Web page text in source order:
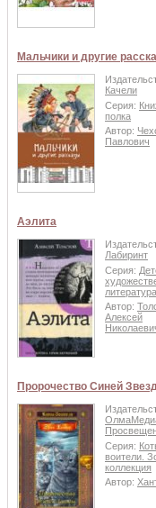
Мальчики и другие
Качели
Серия:
полка
Автор:
Павлович
Аэлита
Лабиринт
Серия:
литература
Автор:
Алексей
Пророчество Синей
Серия:
воители.
коллекция
Автор: